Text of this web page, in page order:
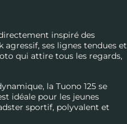
inspiré des
ses lignes tendues et
qui attire tous les regards,
la Tuono 125 se
idéale pour les jeunes
sportif, polyvalent et